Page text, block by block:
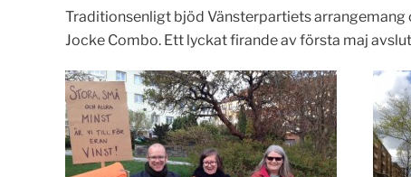
Traditionsenligt bjöd Vänsterpartiets arrangemang
Jocke Combo. Ett lyckat firande av första maj